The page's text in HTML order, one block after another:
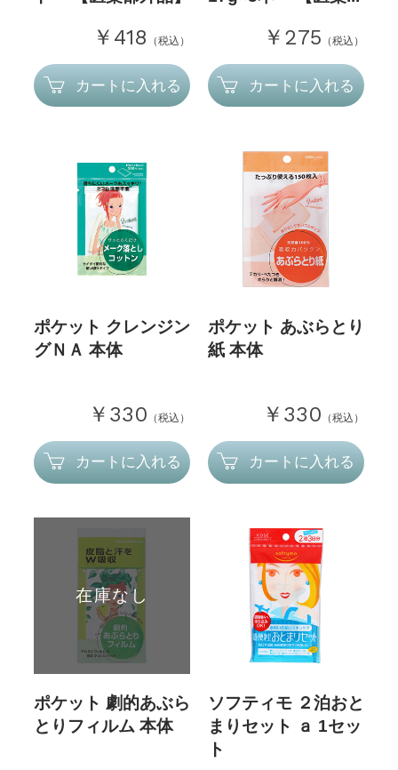
￥418 （税込）
カートに入れる
￥275 （税込）
カートに入れる
ポケット クレンジン
グＮＡ 本体
￥330 （税込）
カートに入れる
ポケット あぶらとり
紙 本体
￥330 （税込）
カートに入れる
在庫なし
ポケット 劇的あぶら
とりフィルム 本体
ソフティモ ２泊おと
まりセット ａ 1セッ
ト